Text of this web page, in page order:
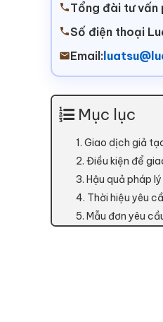
Tổng đài tư vấn
Số điện thoại
Email:
Mục lục
1. Giao dịch giả
2. Điều kiện để
3. Hậu quả pháp
4. Thời hiệu yêu
5. Mẫu đơn yêu